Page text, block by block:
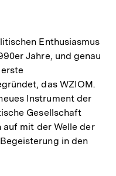
Enthusiasmus
Jahre, und genau
das WZIOM.
Instrument der
Gesellschaft
mit der Welle der
in den